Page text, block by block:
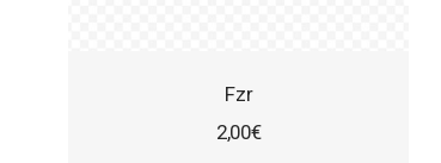
Fzr
2,00€